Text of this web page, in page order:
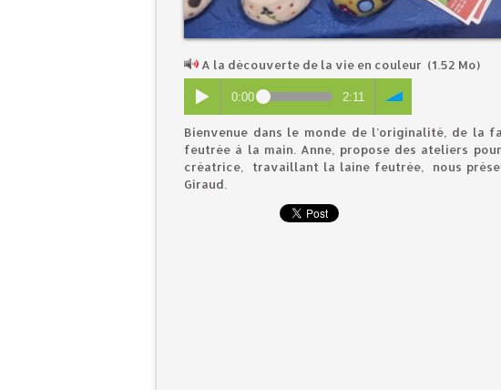
A la découverte de la vie en couleur (1.52 Mo)
0:00 2:11
Bienvenue dans le monde de l’originalité, de la
feutrée à la main. Anne, propose des ateliers
créatrice, travaillant la laine feutrée, nous
Giraud.